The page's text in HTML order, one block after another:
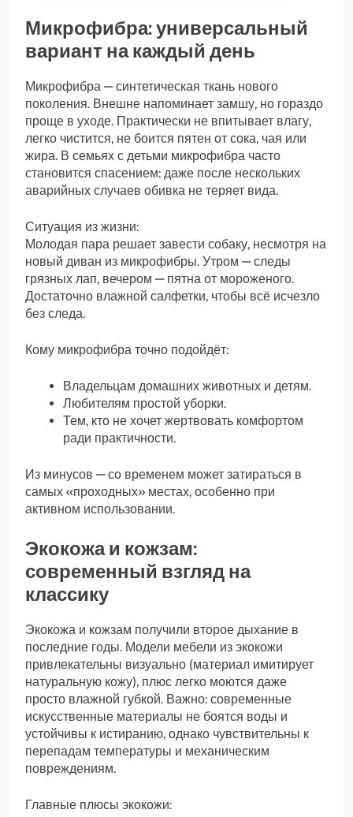
Микрофибра: универсальный
вариант на каждый день
Микрофибра — синтетическая ткань нового
поколения. Внешне напоминает замшу, но гораздо
проще в уходе. Практически не впитывает влагу,
легко чистится, не боится пятен от сока, чая или
жира. В семьях с детьми микрофибра часто
становится спасением: даже после нескольких
аварийных случаев обивка не теряет вида.
Ситуация из жизни:
Молодая пара решает завести собаку, несмотря на
новый диван из микрофибры. Утром — следы
грязных лап, вечером — пятна от мороженого.
Достаточно влажной салфетки, чтобы всё исчезло
без следа.
Кому микрофибра точно подойдёт:
Владельцам домашних животных и детям.
Любителям простой уборки.
Тем, кто не хочет жертвовать комфортом
ради практичности.
Из минусов — со временем может затираться в
самых «проходных» местах, особенно при
активном использовании.
Экокожа и кожзам:
современный взгляд на
классику
Экокожа и кожзам получили второе дыхание в
последние годы. Модели мебели из экокожи
привлекательны визуально (материал имитирует
натуральную кожу), плюс легко моются даже
просто влажной губкой. Важно: современные
искусственные материалы не боятся воды и
устойчивы к истиранию, однако чувствительны к
перепадам температуры и механическим
повреждениям.
Главные плюсы экокожи: